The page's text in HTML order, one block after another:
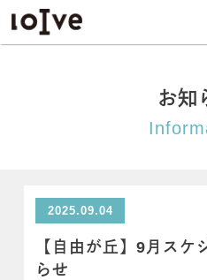
お知
2025.09.04
【自由が丘】9月スケ
らせ